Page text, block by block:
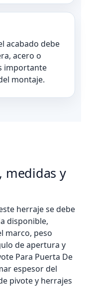
acabado debe
acero o
importante
montaje.
medidas y
herraje se debe
disponible,
marco, peso
de apertura y
Para Puerta De
espesor del
pivote y herrajes